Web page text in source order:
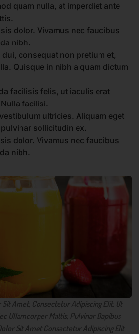
quam nulla, at imperdiet ante
dolor. Vivamus nec faucibus
nibh.
consequat non pretium et,
Quisque in nibh a quam dictum
facilisis felis, ut iaculis erat
facilisi.
ultricies. Aliquam eget
sollicitudin ex.
dolor. Vivamus nec faucibus
nibh.
Amet, Consectetur Adipiscing Elit. Ut
Ullamcorper Mattis, Pulvinar Dapibus
Sit Amet Consectetur Adipiscing Elit